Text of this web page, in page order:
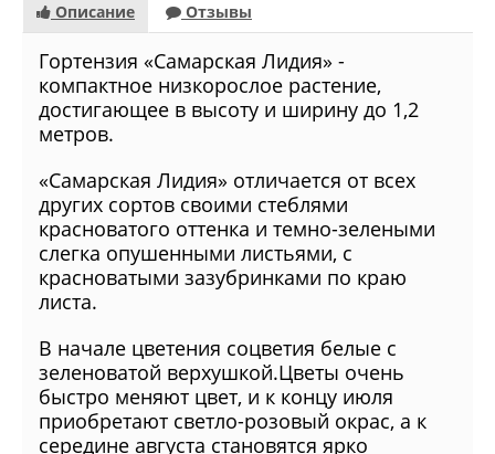
Описание Отзывы
Гортензия «Самарская Лидия» -
компактное низкорослое растение,
достигающее в высоту и ширину до 1,2
метров.
«Самарская Лидия» отличается от всех
других сортов своими стеблями
красноватого оттенка и темно-зелеными
слегка опушенными листьями, с
красноватыми зазубринками по краю
листа.
В начале цветения соцветия белые с
зеленоватой верхушкой.Цветы очень
быстро меняют цвет, и к концу июля
приобретают светло-розовый окрас, а к
середине августа становятся ярко